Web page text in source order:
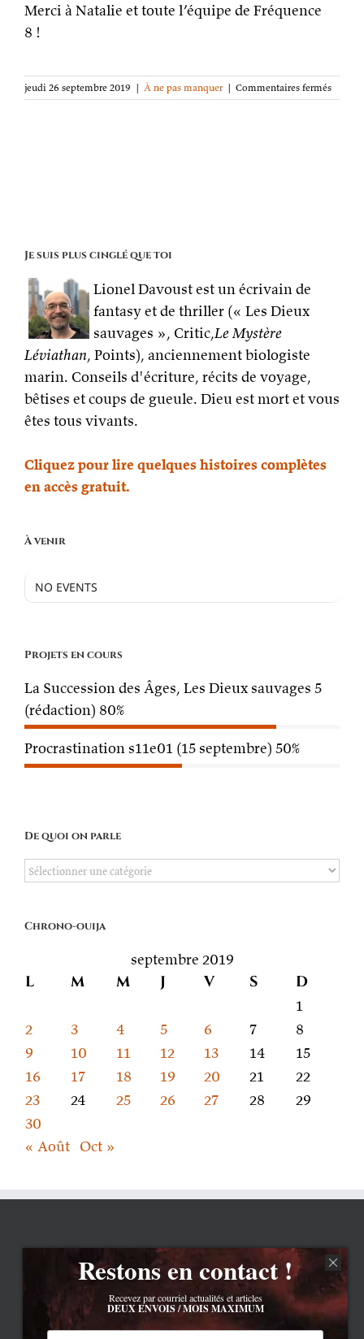
Merci à Natalie et toute l’équipe de Fréquence
8 !
jeudi 26 septembre 2019 | À ne pas manquer | Commentaires ferméssur
Une
Je suis plus cinglé que toi
Lionel Davoust est un écrivain de
fantasy et de thriller (« Les Dieux
sauvages », Critic,Le Mystère
Léviathan, Points), anciennement biologiste
marin. Conseils d'écriture, récits de voyage,
bêtises et coups de gueule. Dieu est mort et vous
êtes tous vivants.
Cliquez pour lire quelques histoires complètes
en accès gratuit.
À venir
NO EVENTS
Projets en cours
La Succession des Âges, Les Dieux sauvages 5
(rédaction) 80%
Procrastination s11e01 (15 septembre) 50%
De quoi on parle
De
parle
Chrono-ouija
septembre 2019
L M M J V S D
1
2
3 4 5 6 7
8
9
10 11 12 13 14
15
16
17 18 19 20 21
22
23
24 25 26 27 28
29
30
« Août Oct »
Restons en contact !
Recevez par courriel actualités et articles
DEUX ENVOIS / MOIS MAXIMUM